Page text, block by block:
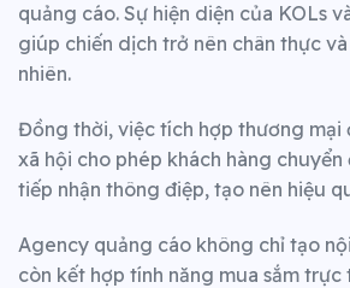
quảng cáo. Sự hiện diện của KOLs
giúp chiến dịch trở nên chân thực
nhiên.
Đồng thời, việc tích hợp thương mại
xã hội cho phép khách hàng chuyển
tiếp nhận thông điệp, tạo nên hiệu
Agency quảng cáo không chỉ tạo
còn kết hợp tính năng mua sắm